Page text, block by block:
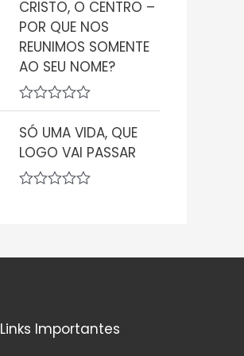
o
0
d
e
5
a
l
i
a
ç
o
0
e
5
CRISTO, O CENTRO –
POR QUE NOS
REUNIMOS SOMENTE
AO SEU NOME?
A
v
a
l
a
e
SÓ UMA VIDA, QUE
LOGO VAI PASSAR
d
Links Importantes